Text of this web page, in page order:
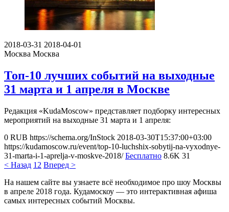
2018-03-31 2018-04-01
Москва Москва
Топ-10 лучших событий на выходные
31 марта и 1 апреля в Москве
Редакция «KudaMoscow» представляет подборку интересных
мероприятий на выходные 31 марта и 1 апреля:
0 RUB https://schema.org/InStock 2018-03-30T15:37:00+03:00
https://kudamoscow.ru/event/top-10-luchshix-sobytij-na-vyxodnye-
31-marta-i-1-aprelja-v-moskve-2018/ Бесплатно 8.6K 31
< Назад 1 2 Вперед >
На нашем сайте вы узнаете всё необходимое про шоу Москвы
в апреле 2018 года. Кудамоскоу — это интерактивная афиша
самых интересных событий Москвы.